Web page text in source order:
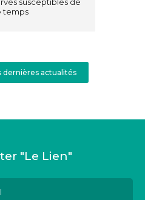
temps
dernières actualités
"Le Lien"